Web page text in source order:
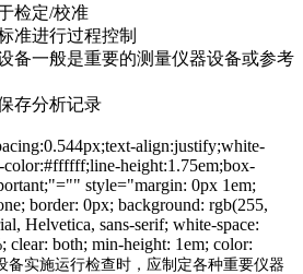
检定/校准
准进行过程控制
备一般是重要的测量仪器设备或参考
存分析记录
align:justify;white-
color:#ffffff;line-height:1.75em;box-
style="margin: 0px 1em;
border: 0px; background: rgb(255,
Helvetica, sans-serif; white-space:
clear: both; min-height: 1em; color:
备实施运行检查时，应制定各种重要仪器